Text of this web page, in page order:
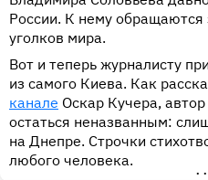
России. К нему
уголков мира.
Вот и теперь журналисту
из самого Киева. Как
канале Оскар Кучера,
остаться неназванным:
на Днепре. Строчки
любого человека.